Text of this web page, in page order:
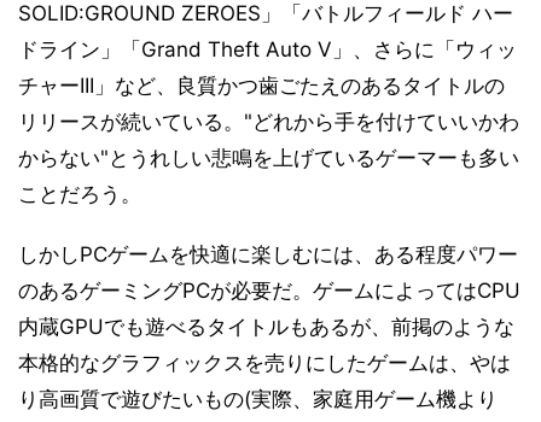
SOLID:GROUND ZEROES」「バトルフィールド ハー
ドライン」「Grand Theft Auto V」、さらに「ウィッ
チャーIII」など、良質かつ歯ごたえのあるタイトルの
リリースが続いている。"どれから手を付けていいかわ
からない"とうれしい悲鳴を上げているゲーマーも多い
ことだろう。
しかしPCゲームを快適に楽しむには、ある程度パワー
のあるゲーミングPCが必要だ。ゲームによってはCPU
内蔵GPUでも遊べるタイトルもあるが、前掲のような
本格的なグラフィックスを売りにしたゲームは、やは
り高画質で遊びたいもの(実際、家庭用ゲーム機より